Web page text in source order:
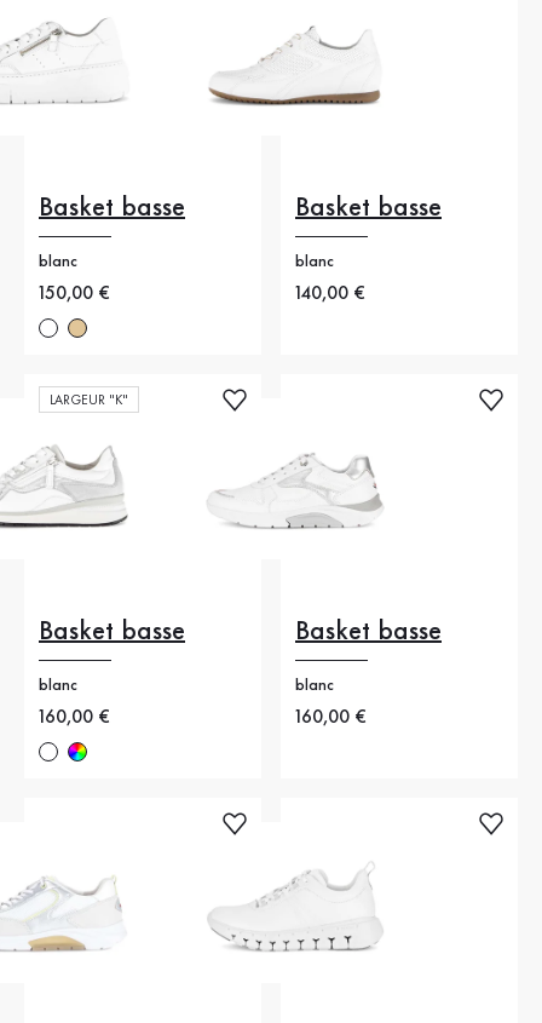
Basket basse
blanc
Nouveau prix
150,00 €
Basket basse
blanc
Nouveau prix
140,00 €
LARGEUR "K"
Basket basse
blanc
Nouveau prix
160,00 €
Basket basse
blanc
Nouveau prix
160,00 €